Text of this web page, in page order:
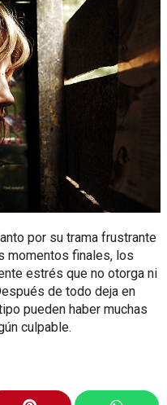
por su trama frustrante
momentos finales, los
estrés que no otorga ni
de todo deja en
pueden haber muchas
culpable.